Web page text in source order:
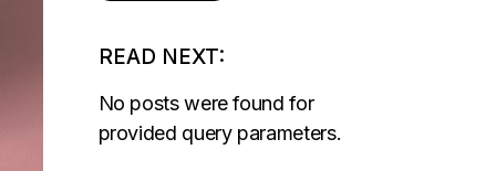
READ NEXT:
No posts were found for
provided query parameters.